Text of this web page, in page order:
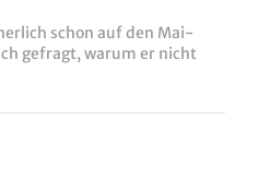
schon auf den Mai-
gefragt, warum er nicht